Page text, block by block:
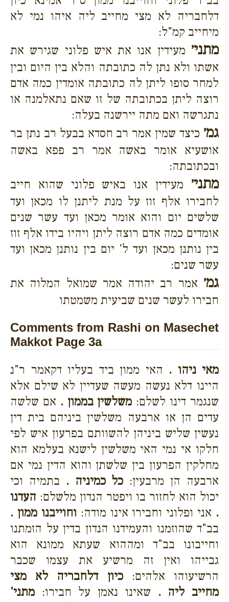
דלחבריה לא מצי מחייב ליה איהו נמי לא
מיחייב קמ"ל:
מתני׳ מעידין אנו את איש פלוני שגירש את
אשתו ולא נתן לה כתובתה והלא בין היום ובין
למחר סופו ליתן לה כתובתה אומדין כמה אדם
רוצה ליתן בכתובתה של זו שאם נתאלמנה או
נתגרשה ואם מתה יירשנה בעלה:
גמ׳ כיצד שמין אמר רב חסדא בבעל רב נתן בר
אושעיא אומר באשה אמר רב פפא באשה
ובכתובתה:
מתני׳ מעידין אנו באיש פלוני שהוא חייב
לחבירו אלף זוז על מנת ליתנן לו מכאן ועד
שלשים יום והוא אומר מכאן ועד עשר שנים
אומדים כמה אדם רוצה ליתן ויהיו בידו אלף זוז
בין נותנן מכאן ועד ל' יום בין נותנן מכאן ועד
עשר שנים:
גמ׳ אמר רב יהודה אמר שמואל המלוה את
חבירו לעשר שנים שביעית משמטתו
Comments from Rashi on Masechet
Makkot Page 3a
מאי ניהו . האי ממון ביד בעליו דקאמר ר"נ
היינו דלא נעשה מעשה שעדיין לא שילם אלא
שנגמר דינו לשלם: משלשין בממון . אם שלשה
עדים הן או ארבעה משלשין ביניהם בית דין
נעשין שליש ביניהן להשוותם בפרעון איש לפי
חלקו אי נמי האי משלשין לישנא בעלמא הוא
מחלקין הפרעון בין שלשתן והוא הדין נמי אם
ארבעה הן מרבעין: כל כמיניה . בתמיה וכי
יכול הוא לחזור בו ויפטר הנדון מלשלם: העדנו
. אני ופלוני וחבירו אינו מודה: וחוייבנו ממון .
בב"ד שהוזמנו והעמידנו הנדון בדין על הזמתנו
וחייבונו בב"ד ומההוא שעתא ממונא הוא
גבייהו ואין זה מרשיע את עצמו שכבר
הרשיעוהו אלהים:כיון דלחבריה לא מצי
מחייב ליה . שאינו נאמן על חבירו: מתני'